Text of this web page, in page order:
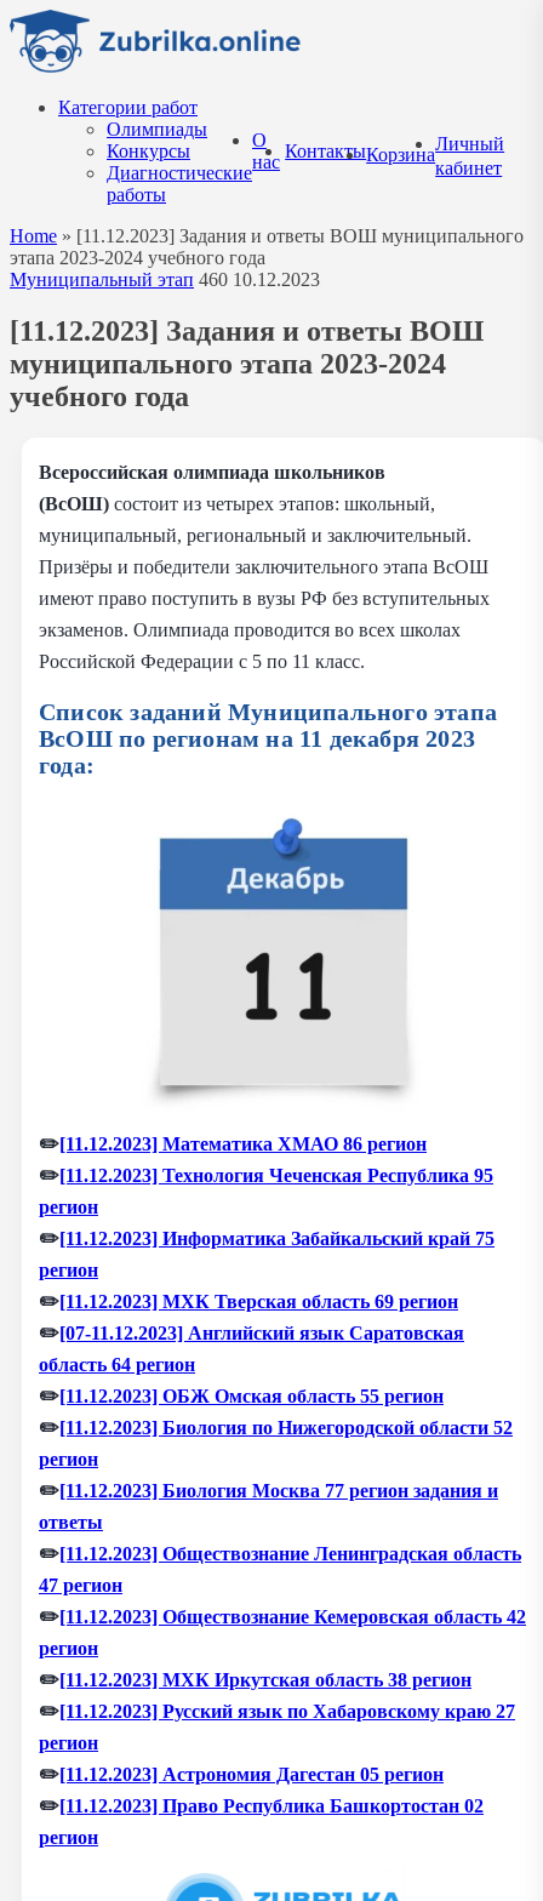
Перейти
содержанию
Категории работ
Олимпиады
Конкурсы
Диагностические
работы
О
нас
КонтактыКорзина
Личный
кабинет
Home » [11.12.2023] Задания и ответы ВОШ муниципального
этапа 2023-2024 учебного года
Муниципальный этап 460 10.12.2023
[11.12.2023] Задания и ответы ВОШ
муниципального этапа 2023-2024
учебного года
Всероссийская олимпиада школьников
(ВсОШ) состоит из четырех этапов: школьный,
муниципальный, региональный и заключительный.
Призёры и победители заключительного этапа ВсОШ
имеют право поступить в вузы РФ без вступительных
экзаменов. Олимпиада проводится во всех школах
Российской Федерации с 5 по 11 класс.
Список заданий Муниципального этапа
ВсОШ по регионам на 11 декабря 2023
года:
✏️[11.12.2023] Математика ХМАО 86 регион
✏️[11.12.2023] Технология Чеченская Республика 95
регион
✏️[11.12.2023] Информатика Забайкальский край 75
регион
✏️[11.12.2023] МХК Тверская область 69 регион
✏️[07-11.12.2023] Английский язык Саратовская
область 64 регион
✏️[11.12.2023] ОБЖ Омская область 55 регион
✏️[11.12.2023] Биология по Нижегородской области 52
регион
✏️[11.12.2023] Биология Москва 77 регион задания и
ответы
✏️[11.12.2023] Обществознание Ленинградская область
47 регион
✏️[11.12.2023] Обществознание Кемеровская область 42
регион
✏️[11.12.2023] МХК Иркутская область 38 регион
✏️[11.12.2023] Русский язык по Хабаровскому краю 27
регион
✏️[11.12.2023] Астрономия Дагестан 05 регион
✏️[11.12.2023] Право Республика Башкортостан 02
регион